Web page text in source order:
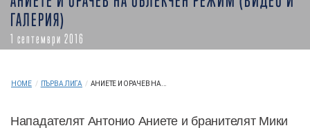
ГАЛЕРИЯ)
1 септември 2016
HOME / ПЪРВА ЛИГА / АНИЕТЕ И ОРАЧЕВ НА...
Нападателят Антонио Аниете и бранителят Мики